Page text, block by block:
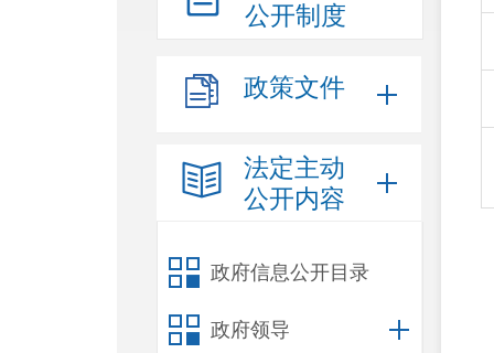
公开制度
政策文件
法定主动
公开内容
政府信息公开目录
政府领导